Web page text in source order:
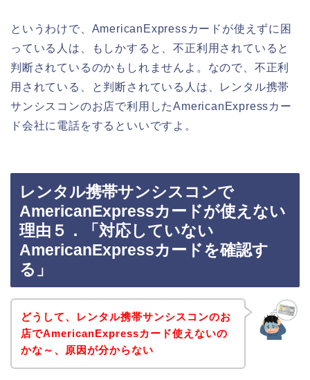
というわけで、AmericanExpressカードが使えずに困
っている人は、もしかすると、不正利用されていると
判断されているのかもしれませんよ。なので、不正利
用されている、と判断されている人は、レンタル携帯
サンシスコンのお店で利用したAmericanExpressカー
ド会社に電話をするといいですよ。
レンタル携帯サンシスコンで
AmericanExpressカードが使えない
理由５．「対応していない
AmericanExpressカードを確認す
る」
どうして、レンタル携帯サンシスコンのお
店でAmericanExpressカード使えないの
かな～、原因が分からない